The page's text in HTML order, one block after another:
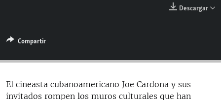
ESPECIALES
LA REALIDAD DE LA VIVIENDA EN CUBA
SER VIEJO EN CUBA
KENTU-CUBANO
MULTIMEDIA
EDITORIALES
SÍGUENOS
Descargar
Compartir
El cineasta cubanoamericano Joe Cardona y sus
invitados rompen los muros culturales que han